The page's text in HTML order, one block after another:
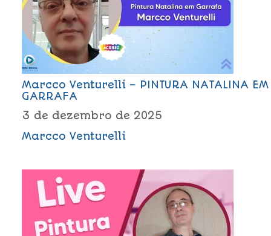
Marcco Venturelli – PINTURA NATALINA EM
GARRAFA
3 de dezembro de 2025
Marcco Venturelli